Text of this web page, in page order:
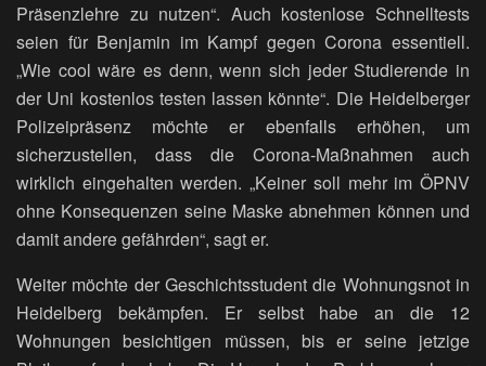
Präsenzlehre zu nutzen“. Auch kostenlose Schnelltests
seien für Benjamin im Kampf gegen Corona essentiell.
„Wie cool wäre es denn, wenn sich jeder Studierende in
der Uni kostenlos testen lassen könnte“. Die Heidelberger
Polizeipräsenz möchte er ebenfalls erhöhen, um
sicherzustellen, dass die Corona-Maßnahmen auch
wirklich eingehalten werden. „Keiner soll mehr im ÖPNV
ohne Konsequenzen seine Maske abnehmen können und
damit andere gefährden“, sagt er.
Weiter möchte der Geschichtsstudent die Wohnungsnot in
Heidelberg bekämpfen. Er selbst habe an die 12
Wohnungen besichtigen müssen, bis er seine jetzige